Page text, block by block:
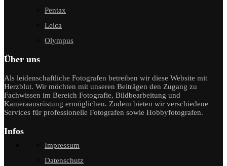
Pentax
Leica
Olympus
Über uns
Als leidenschaftliche Fotografen betreiben wir diese Website mit
Herzblut. Wir möchten mit unseren Beiträgen den Zugang zu
Fachwissen im Bereich Fotografie, Bildbearbeitung und
Kameraausrüstung ermöglichen. Zudem bieten wir verschiedene
Services für professionelle Fotografen sowie Hobbyfotografen.
Infos
Impressum
Datenschutz